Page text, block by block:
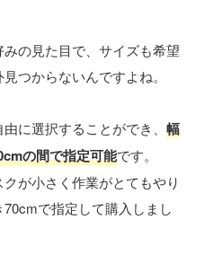
の見た目で、サイズも希望
つからないんですよね。
に選択することができ、 幅
の間で指定可能です。
が小さく作業がとてもやり
で指定して購入しまし